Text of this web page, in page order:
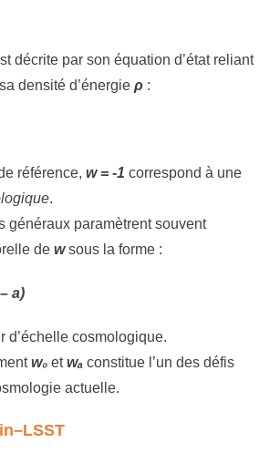
décrite par son équation d’état reliant
densité d’énergie ρ :
référence, w = -1 correspond à une
.
généraux paramètrent souvent
dewsous la forme :
a)
d’échelle cosmologique.
w₀ etwₐ constitue l’un des défis
actuelle.